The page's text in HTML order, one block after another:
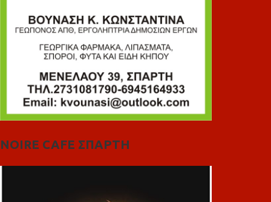
NOIRE CAFE ΣΠΑΡΤΗ